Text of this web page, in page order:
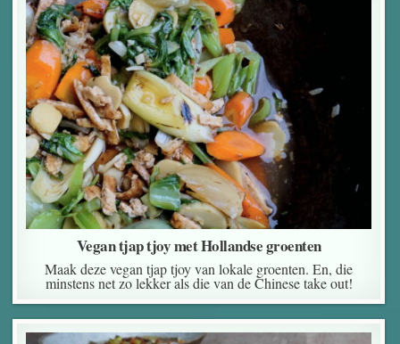
Vegan tjap tjoy met Hollandse groenten
Maak deze vegan tjap tjoy van lokale groenten. En, die
minstens net zo lekker als die van de Chinese take out!